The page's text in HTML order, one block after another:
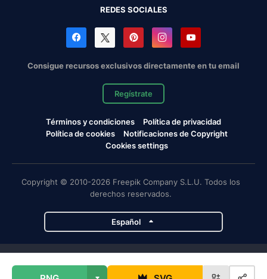
REDES SOCIALES
Consigue recursos exclusivos directamente en tu email
Regístrate
Términos y condiciones
Política de privacidad
Política de cookies
Notificaciones de Copyright
Cookies settings
Copyright © 2010-2026 Freepik Company S.L.U. Todos los
derechos reservados.
Español